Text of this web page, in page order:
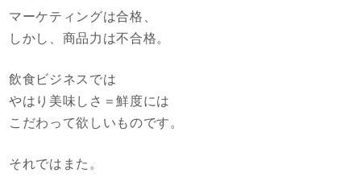
マーケティングは合格、
しかし、商品力は不合格。
飲食ビジネスでは
やはり美味しさ＝鮮度には
こだわって欲しいものです。
それではまた。